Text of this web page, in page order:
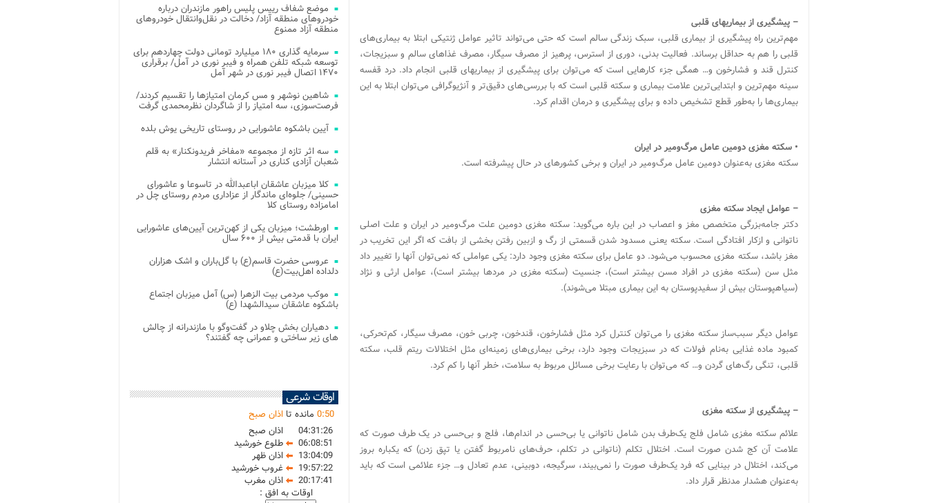
– پیشگیری از بیماریهای قلبی
مهم‌ترین راه پیشگیری از بیماری قلبی، سبک زندگی سالم است که حتی می‌تواند تاثیر عوامل ژنتیکی ابتلا به بیماری‌های
قلبی را هم به حداقل برساند. فعالیت بدنی، دوری از استرس، پرهیز از مصرف سیگار، مصرف غذاهای سالم و سبزیجات،
کنترل قند و فشار‌خون و… همگی جزء کارهایی است که می‌توان برای پیشگیری از بیماریهای قلبی انجام داد. درد قفسه
سینه مهم‌ترین و ابتدایی‌ترین علامت بیماری و سکته قلبی است که با بررسی‌های دقیق‌تر و آنژیوگرافی می‌توان ابتلا به این
بیماری‌ها را به‌طور قطع تشخیص داده و برای پیشگیری و درمان اقدام کرد.
• سکته مغزی دومین عامل مرگ‌و‌میر در ایران
سکته مغزی به‌عنوان دومین عامل مرگ‌و‌میر در ایران و برخی کشورهای در حال پیشرفته است.
– عوامل ایجاد سکته مغزی
دکتر جامه‌بزرگی متخصص مغز و اعصاب در این باره می‌گوید: سکته مغزی دومین علت مرگ‌و‌میر در ایران و علت اصلی
ناتوانی و ازکار افتادگی است. سکته یعنی مسدود شدن قسمتی از رگ و ازبین رفتن بخشی از بافت که اگر این تخریب در
مغز باشد، سکته مغزی محسوب می‌شود. دو عامل برای سکته مغزی وجود دارد: یکی عواملی که نمی‌توان آنها را تغییر داد
مثل سن (سکته مغزی در افراد مسن بیشتر است)، جنسیت (سکته مغزی در مردها بیشتر است)، عوامل ارثی و نژاد
(سیاهپوستان بیش از سفیدپوستان به این بیماری مبتلا می‌شوند).
عوامل دیگر سبب‌ساز سکته مغزی را می‌توان کنترل کرد مثل فشار‌خون، قند‌خون، چربی خون، مصرف سیگار، کم‌تحرکی،
کمبود ماده غذایی به‌نام فولات که در سبزیجات وجود دارد، برخی بیماری‌های زمینه‌ای مثل اختلالات ریتم قلب، سکته
قلبی، تنگی رگ‌های گردن و… که می‌توان با رعایت برخی مسائل مربوط به سلامت، خطر آنها را کم کرد.
– پیشگیری از سکته مغزی
علائم سکته مغزی شامل فلج یک‌طرف بدن شامل ناتوانی یا بی‌حسی در اندام‌ها، فلج و بی‌حسی در یک طرف صورت که
علامت آن کج شدن صورت است. اختلال تکلم (‌ناتوانی در تکلم، حرف‌های نامربوط گفتن یا تپق زدن) که یکباره بروز
می‌کند، اختلال در بینایی که فرد یک‌طرف صورت را نمی‌بیند، سرگیجه، دوبینی، عدم تعادل و… جزء علائمی است که باید
به‌عنوان هشدار مدنظر قرار داد.
موضع شفاف رییس پلیس راهور مازندران درباره
خودروهای منطقه آزاد/ دخالت در نقل‌وانتقال خودروهای
منطقه آزاد ممنوع
سرمایه گذاری ۱۸۰ میلیارد تومانی دولت چهاردهم برای
توسعه شبکه تلفن همراه و فیبر نوری در آمل/ برقراری
۱۴۷۰ اتصال فیبر نوری در شهر آمل
شاهین نوشهر و مس کرمان امتیازها را تقسیم کردند/
فرصت‌سوزی، سه امتیاز را از شاگردان نظرمحمدی گرفت
آیین باشکوه عاشورایی در روستای تاریخی یوش بلده
سه اثر تازه از مجموعه «مفاخر فریدونکنار» به قلم
شعبان آزادی کناری در آستانه انتشار
کلا میزبان عاشقان اباعبدالله در تاسوعا و عاشورای
حسینی/ جلوه‌ای ماندگار از عزاداری مردم روستای چل در
امامزاده روستای کلا
اورطشت؛ میزبان یکی از کهن‌ترین آیین‌های عاشورایی
ایران با قدمتی بیش از ۶۰۰ سال
عروسی حضرت قاسم(ع) با گل‌باران و اشک هزاران
دلداده اهل‌بیت(ع)
موکب مردمی بیت‌ الزهرا (س) آمل میزبان اجتماع
باشکوه عاشقان سیدالشهدا (ع)
دهیاران بخش چلاو در گفت‌وگو با مازندرانه از چالش
های زیر ساختی و عمرانی چه گفتند؟
اوقات شرعی
0:50 مانده تا اذان صبح
04:31:26
اذان صبح
06:08:51
طلوع خورشید
13:04:09
اذان ظهر
19:57:22
غروب خورشید
20:17:41
اذان مغرب
اوقات به افق :